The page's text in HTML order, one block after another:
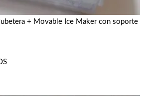
+ Movable Ice Maker con soporte